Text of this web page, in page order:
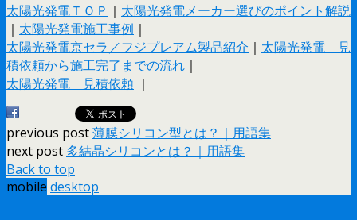
太陽光発電ＴＯＰ ｜ 太陽光発電メーカー選びのポイント解説
｜ 太陽光発電施工事例 ｜
太陽光発電京セラ／フジプレアム製品紹介 ｜ 太陽光発電 見
積依頼から施工完了までの流れ ｜
太陽光発電 見積依頼 ｜
previous post薄膜シリコン型とは？｜用語集
next post 多結晶シリコンとは？｜用語集
Back to top
mobile desktop